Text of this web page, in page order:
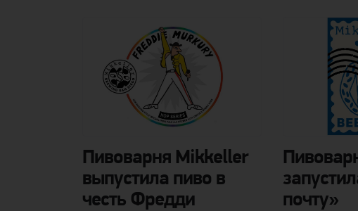
Пивоварня Mikkeller
выпустила пиво в
честь Фредди
почту»